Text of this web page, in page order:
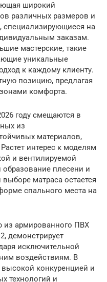
широкий
различных размеров и
специализирующиеся на
заказам.
мастерские, такие
уникальные
к каждому клиенту.
позицию, предлагая
комфорта.
году смещаются в
из
материалов,
интерес к моделям
и вентилируемой
плесени и
матраса остается
спального места на
из армированного ПВХ
демонстрирует
исключительной
воздействиям. В
высокой конкуренцией и
технологий и